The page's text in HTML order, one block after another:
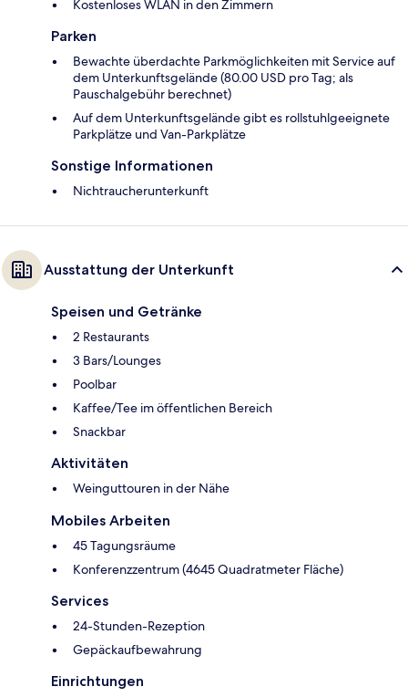
Kostenloses WLAN in den Zimmern
Parken
Bewachte überdachte Parkmöglichkeiten mit Service auf
dem Unterkunftsgelände (80.00 USD pro Tag; als
Pauschalgebühr berechnet)
Auf dem Unterkunftsgelände gibt es rollstuhlgeeignete
Parkplätze und Van-Parkplätze
Sonstige Informationen
Nichtraucherunterkunft
Ausstattung der Unterkunft
Speisen und Getränke
2 Restaurants
3 Bars/Lounges
Poolbar
Kaffee/Tee im öffentlichen Bereich
Snackbar
Aktivitäten
Weinguttouren in der Nähe
Mobiles Arbeiten
45 Tagungsräume
Konferenzzentrum (4645 Quadratmeter Fläche)
Services
24-Stunden-Rezeption
Gepäckaufbewahrung
Einrichtungen